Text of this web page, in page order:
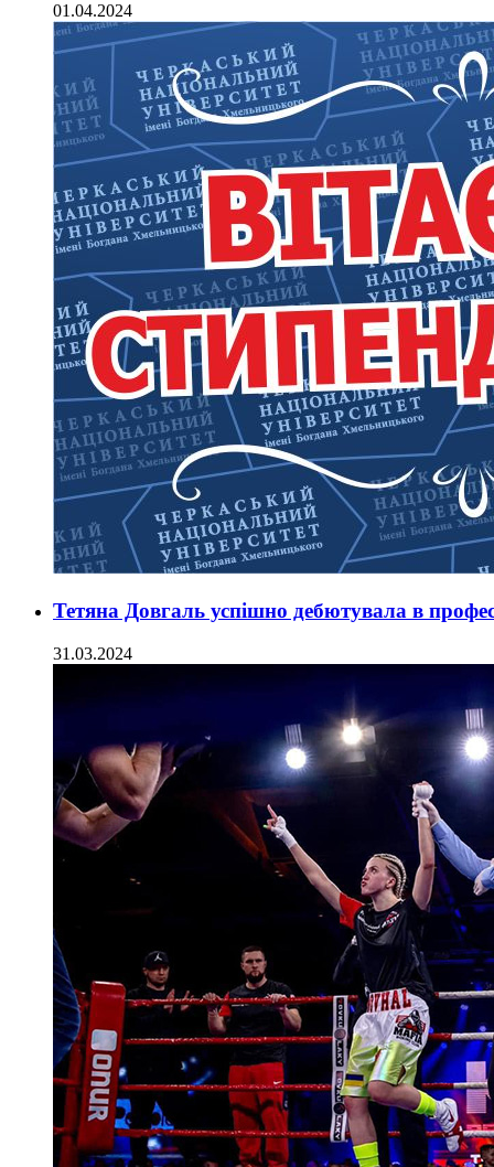
01.04.2024
Тетяна Довгаль успішно дебютувала в
31.03.2024